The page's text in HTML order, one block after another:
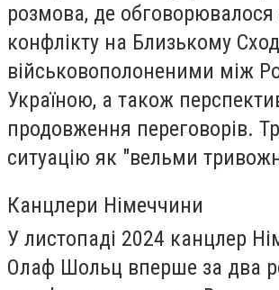
розмова, де обговорювалося
конфлікту на Близькому
військовополоненими між
Україною, а також
продовження переговорів.
ситуацію як "вельми
Канцлери Німеччини
У листопаді 2024 канцлер
Олаф Шольц вперше за два